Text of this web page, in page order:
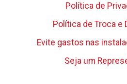
Política de
Política de Troca e
Evite gastos nas
Seja um